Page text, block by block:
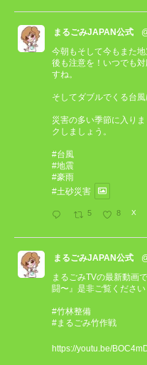
まるごみJAPAN公式
今朝もそして今もまた
後も注意を！いつでも
すね。
そしてダブルでくる台
災害の多い季節に入り
クしましょう。
#台風
#地震
#豪雨
#土砂災害
5 8 X
まるごみJAPAN公式
まるごみTVの最新動画
闘〜』是非ご覧ください
#竹林整備
#まるごみ竹作戦
https://youtu.be/